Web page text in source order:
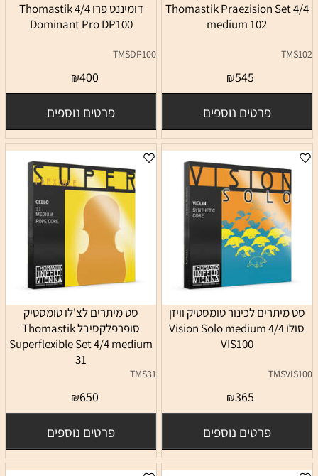
Thomastik Praezision Set 4/4
medium 102
TMS102
₪545
פרטים נוספים
דומיננט פרו 4/4 Thomastik
Dominant Pro DP100
TMSDP100
₪400
פרטים נוספים
סט מיתרים לכינור טומסטיק וויזן
סולו 4/4 Vision Solo medium
VIS100
TMSVIS100
₪365
פרטים נוספים
סט מיתרים לצ'לו טומסטיק
סופרפלקסיבל Thomastik
Superflexible Set 4/4 medium
31
TMS31
₪650
פרטים נוספים